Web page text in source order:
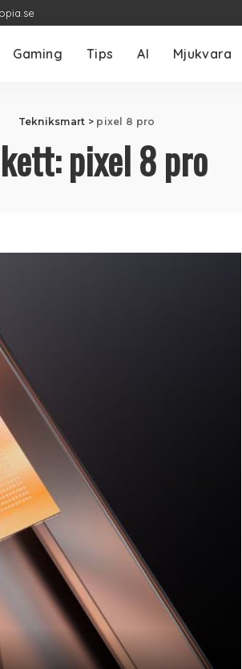
Gaming Tips AI Mjukvara
Tekniksmart > pixel 8 pro
pixel 8 pro